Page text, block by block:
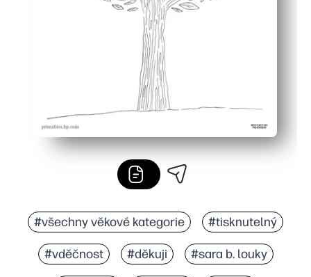
#všechny věkové kategorie #tisknutelný
#vděčnost #děkuji #sara b. louky